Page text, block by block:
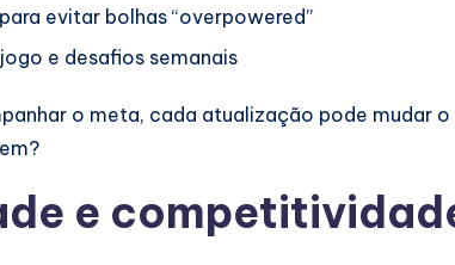
para evitar bolhas “overpowered”
e desafios semanais
o meta, cada atualização pode
e